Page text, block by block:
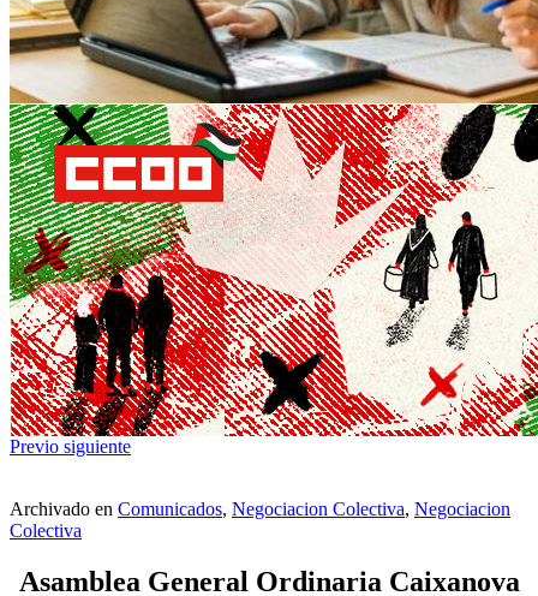
Previo siguiente
Archivado en Comunicados, Negociacion Colectiva, Negociacion
Colectiva
Asamblea General Ordinaria Caixanova